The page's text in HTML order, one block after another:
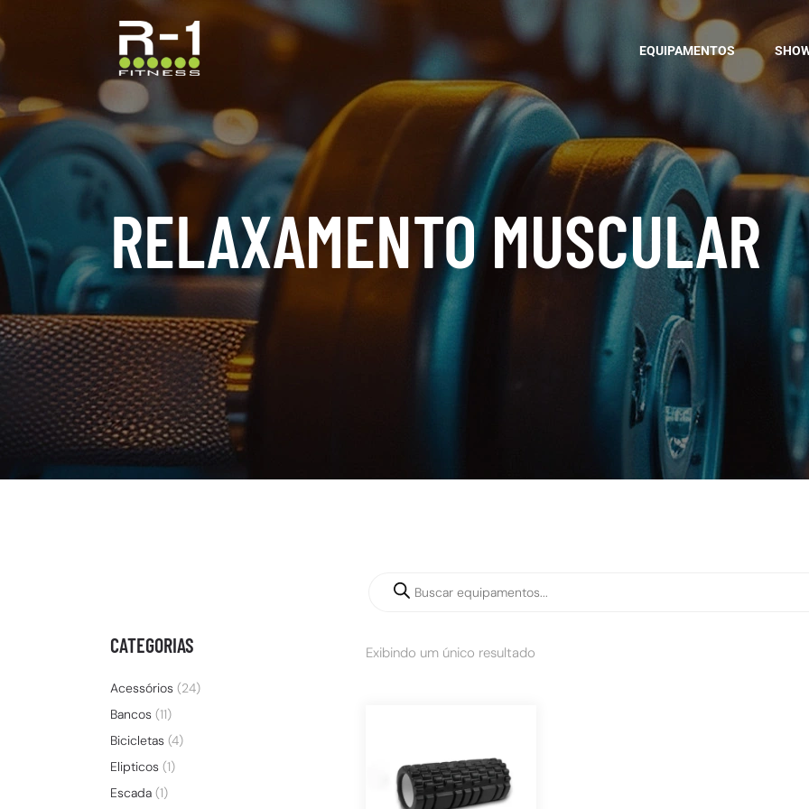
EQUIPAMENTOS
RELAXAMENTO MUSCULAR
Exibindo um único resultado
CATEGORIAS
Acessórios (24)
Bancos (11)
Bicicletas (4)
Elipticos (1)
Escada (1)